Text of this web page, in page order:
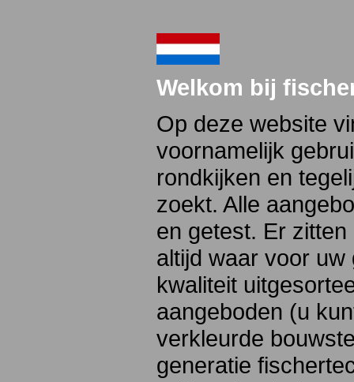
Welkom bij
Op deze website
voornamelijk
rondkijken en
zoekt. Alle
en getest. Er
altijd waar voor
kwaliteit
aangeboden (u
verkleurde
generatie